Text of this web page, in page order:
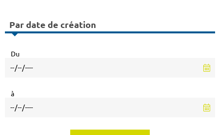
Par date de création
Du
à